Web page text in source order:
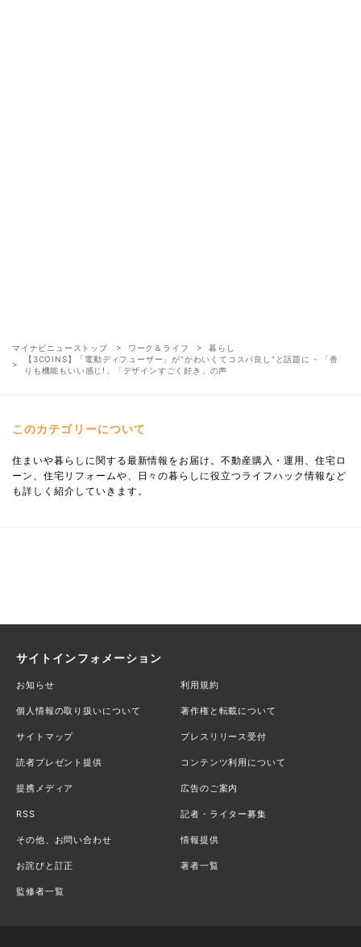
マイナビニューストップ ワーク＆ライフ
暮らし
【3COINS】「電動ディフューザー」が"かわいくてコスパ良し"と話題に - 「香
りも機能もいい感じ!」「デザインすごく好き」の声
このカテゴリーについて
住まいや暮らしに関する最新情報をお届け。不動産購入・運用、住宅ロ
ーン、住宅リフォームや、日々の暮らしに役立つライフハック情報など
も詳しく紹介していきます。
サイトインフォメーション
お知らせ 利用規約
個人情報の取り扱いについて 著作権と転載について
サイトマップ プレスリリース受付
読者プレゼント提供 コンテンツ利用について
提携メディア 広告のご案内
RSS 記者・ライター募集
その他、お問い合わせ 情報提供
お詫びと訂正 著者一覧
監修者一覧